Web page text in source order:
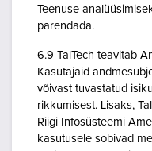
Teenuse
parendada.
6.9 TalTech teavitab
Kasutajaid
võivast tuvastatud
rikkumisest. Lisaks,
Riigi Infosüsteemi
kasutusele sobivad